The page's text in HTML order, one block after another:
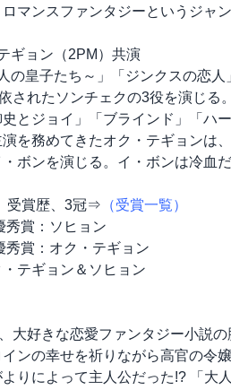
マンスファンタジーというジャ
ギョン（2PM）共演
の皇子たち～」「ジンクスの恋
されたソンチェクの3役を演じる。
史とジョイ」「ブラインド」「ハ
を務めてきたオク・テギョンは
ボンを演じる。イ・ボンは冷血
受賞歴、3冠⇒ （受賞一覧）
秀賞：ソヒョン
秀賞：オク・テギョン
テギョン＆ソヒョン
大好きな恋愛ファンタジー小説
ンの幸せを祈りながら高官の
りによって主人公だった!? 「大